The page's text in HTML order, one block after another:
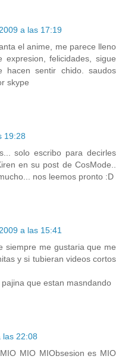
a las 17:19
el anime, me parece lleno
felicidades, sigue
sentir chido. saudos
skype
19:28
solo escribo para decirles
en su post de CosMode..
nos leemos pronto :D
a las 15:41
siempre me gustaria que me
y si tubieran videos cortos
que estan masndando
las 22:08
MIO MIObsesion es MIO